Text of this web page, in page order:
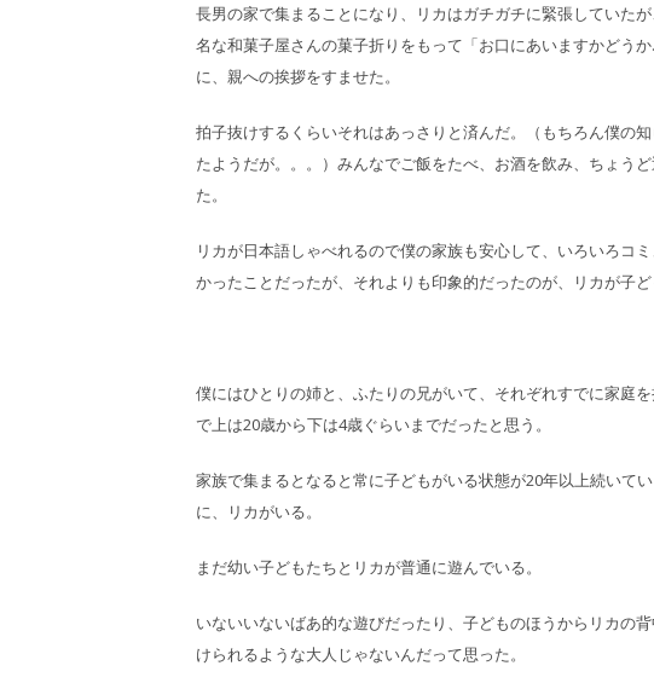
長男の家で集まることになり、リカはガチガチに緊張していた
名な和菓子屋さんの菓子折りをもって「お口にあいますかどう
に、親への挨拶をすませた。
拍子抜けするくらいそれはあっさりと済んだ。（もちろん僕の
たようだが。。。）みんなでご飯をたべ、お酒を飲み、ちょう
た。
リカが日本語しゃべれるので僕の家族も安心して、いろいろコ
かったことだったが、それよりも印象的だったのが、リカが子ど
僕にはひとりの姉と、ふたりの兄がいて、それぞれすでに家庭
で上は20歳から下は4歳ぐらいまでだったと思う。
家族で集まるとなると常に子どもがいる状態が20年以上続いて
に、リカがいる。
まだ幼い子どもたちとリカが普通に遊んでいる。
いないいないばあ的な遊びだったり、子どものほうからリカの
けられるような大人じゃないんだって思った。